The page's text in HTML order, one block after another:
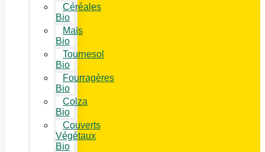
Céréales
Bio
Maïs
Bio
Tournesol
Bio
Fourragères
Bio
Colza
Bio
Couverts
Végétaux
Bio